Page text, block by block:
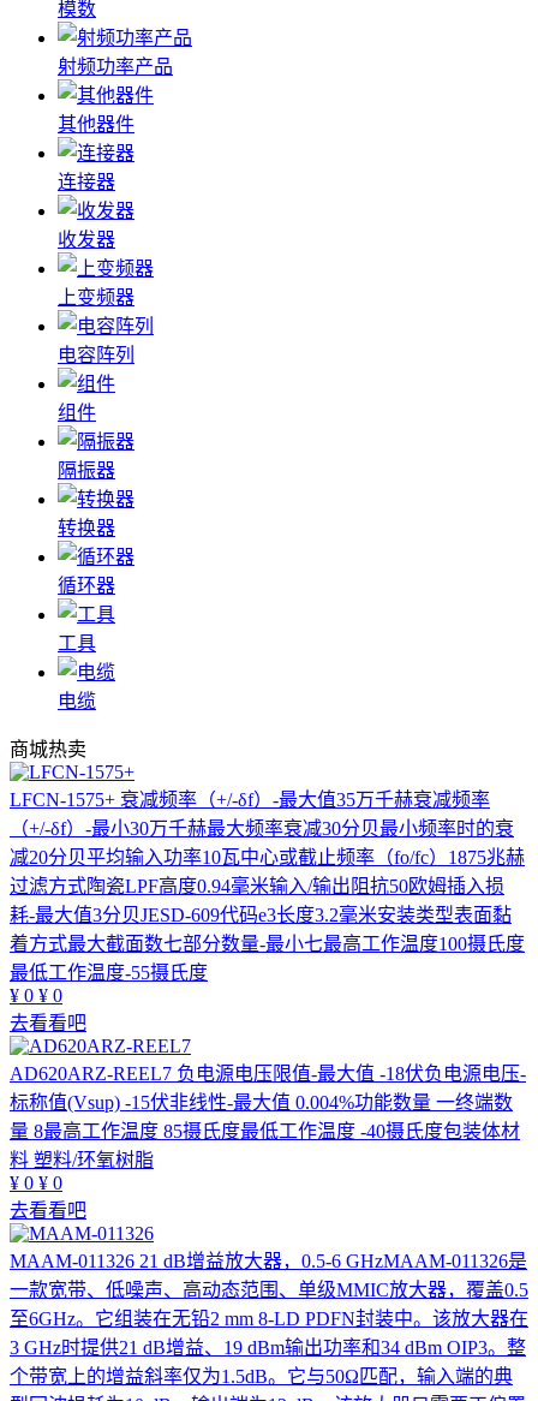
模数
射频功率产品
其他器件
连接器
收发器
上变频器
电容阵列
组件
隔振器
转换器
循环器
工具
电缆
商城热卖
LFCN-1575+ 衰减频率（+/-δf）-最大值35万千赫衰减频率
（+/-δf）-最小30万千赫最大频率衰减30分贝最小频率时的衰
减20分贝平均输入功率10瓦中心或截止频率（fo/fc）1875兆赫
过滤方式陶瓷LPF高度0.94毫米输入/输出阻抗50欧姆插入损
耗-最大值3分贝JESD-609代码e3长度3.2毫米安装类型表面黏
着方式最大截面数七部分数量-最小七最高工作温度100摄氏度
最低工作温度-55摄氏度
¥ 0 ¥ 0
去看看吧
AD620ARZ-REEL7 负电源电压限值-最大值 -18伏负电源电压-
标称值(Vsup) -15伏非线性-最大值 0.004%功能数量 一终端数
量 8最高工作温度 85摄氏度最低工作温度 -40摄氏度包装体材
料 塑料/环氧树脂
¥ 0 ¥ 0
去看看吧
MAAM-011326 21 dB增益放大器，0.5-6 GHzMAAM-011326是
一款宽带、低噪声、高动态范围、单级MMIC放大器，覆盖0.5
至6GHz。它组装在无铅2 mm 8-LD PDFN封装中。该放大器在
3 GHz时提供21 dB增益、19 dBm输出功率和34 dBm OIP3。整
个带宽上的增益斜率仅为1.5dB。它与50Ω匹配，输入端的典